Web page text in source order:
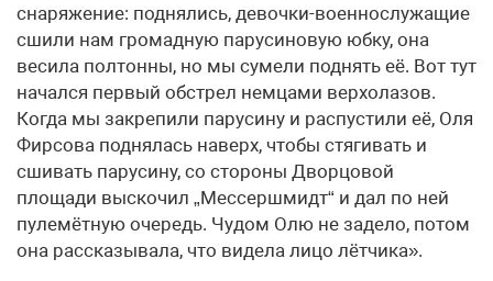
снаряжение: поднялись, девочки-военнослужащие
сшили нам громадную парусиновую юбку, она
весила полтонны, но мы сумели поднять её. Вот тут
начался первый обстрел немцами верхолазов.
Когда мы закрепили парусину и распустили её, Оля
Фирсова поднялась наверх, чтобы стягивать и
сшивать парусину, со стороны Дворцовой
площади выскочил „Мессершмидт“ и дал по ней
пулемётную очередь. Чудом Олю не задело, потом
она рассказывала, что видела лицо лётчика».